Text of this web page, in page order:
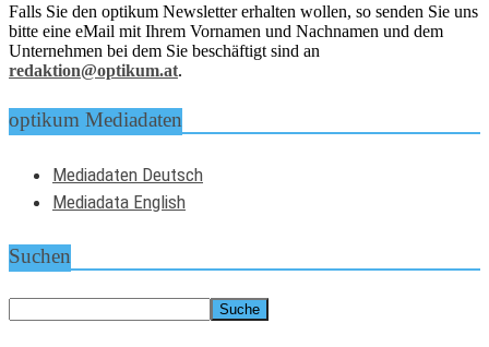
Falls Sie den optikum Newsletter erhalten wollen, so senden Sie uns
bitte eine eMail mit Ihrem Vornamen und Nachnamen und dem
Unternehmen bei dem Sie beschäftigt sind an
redaktion@optikum.at.
optikum Mediadaten
Mediadaten Deutsch
Mediadata English
Suchen